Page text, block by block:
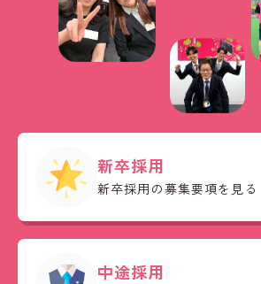
新卒採用
新卒採用の募集要項を見る
中途採用